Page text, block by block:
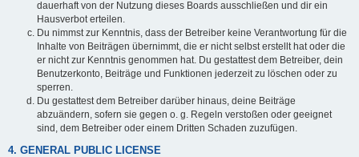
dauerhaft von der Nutzung dieses Boards ausschließen und dir ein
Hausverbot erteilen.
Du nimmst zur Kenntnis, dass der Betreiber keine Verantwortung für die
Inhalte von Beiträgen übernimmt, die er nicht selbst erstellt hat oder die
er nicht zur Kenntnis genommen hat. Du gestattest dem Betreiber, dein
Benutzerkonto, Beiträge und Funktionen jederzeit zu löschen oder zu
sperren.
Du gestattest dem Betreiber darüber hinaus, deine Beiträge
abzuändern, sofern sie gegen o. g. Regeln verstoßen oder geeignet
sind, dem Betreiber oder einem Dritten Schaden zuzufügen.
4. GENERAL PUBLIC LICENSE